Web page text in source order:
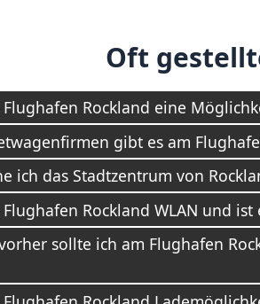
Oft
Rockland eine
gibt es am
ich das Stadtzentrum von
Rockland WLAN und ist
sollte ich am Flughafen